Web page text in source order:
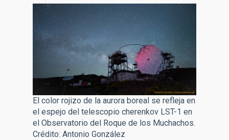
El color rojizo de la aurora boreal se refleja en
el espejo del telescopio cherenkov LST-1 en
el Observatorio del Roque de los Muchachos.
Crédito: Antonio González